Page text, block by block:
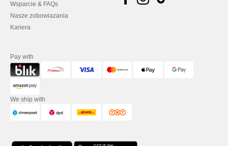
Wsparcie & FAQs
Nasze zobowiazania
Kariera
Pay with
We ship with